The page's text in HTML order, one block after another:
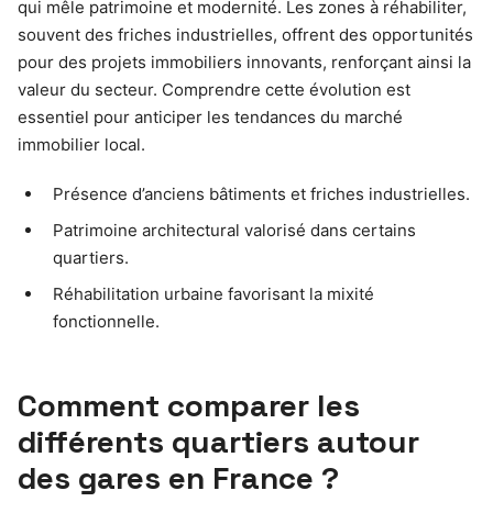
qui mêle patrimoine et modernité. Les zones à réhabiliter,
souvent des friches industrielles, offrent des opportunités
pour des projets immobiliers innovants, renforçant ainsi la
valeur du secteur. Comprendre cette évolution est
essentiel pour anticiper les tendances du marché
immobilier local.
Présence d’anciens bâtiments et friches industrielles.
Patrimoine architectural valorisé dans certains
quartiers.
Réhabilitation urbaine favorisant la mixité
fonctionnelle.
Comment comparer les
différents quartiers autour
des gares en France ?